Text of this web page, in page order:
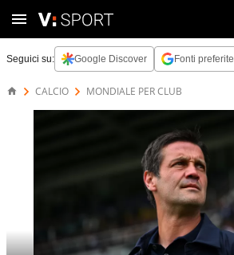
Seguici su: Google Discover Fonti preferite
CALCIO MONDIALE PER CLUB